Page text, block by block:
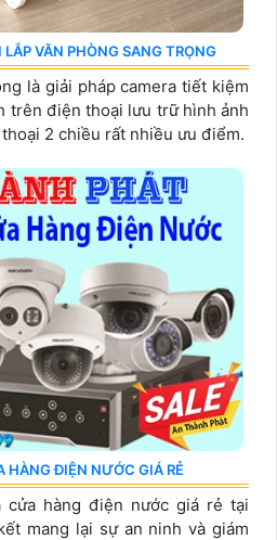
VĂN PHÒNG SANG TRỌNG
là giải pháp camera tiết kiệm
trên điện thoại lưu trữ hình ảnh
2 chiều rất nhiều ưu điểm.
HÀNG ĐIỆN NƯỚC GIÁ RẺ
cửa hàng điện nước giá rẻ tại
mang lại sự an ninh và giám